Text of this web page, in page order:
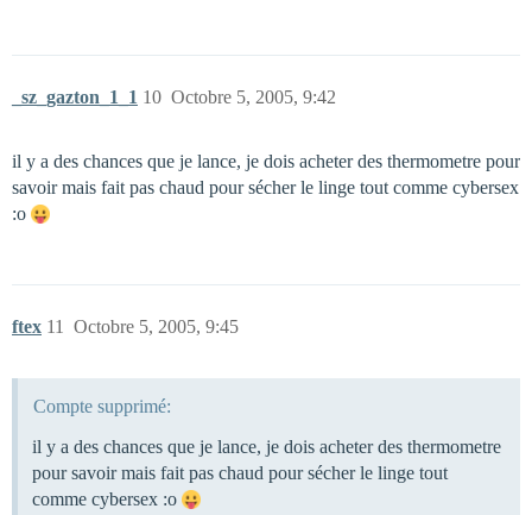
_sz_gazton_1_1 Octobre 5, 2005, 9:42
10
il y a des chances que je lance, je dois acheter des thermometre pour
savoir mais fait pas chaud pour sécher le linge tout comme cybersex
:o
ftex Octobre 5, 2005, 9:45
11
Compte supprimé:
il y a des chances que je lance, je dois acheter des thermometre
pour savoir mais fait pas chaud pour sécher le linge tout
comme cybersex :o